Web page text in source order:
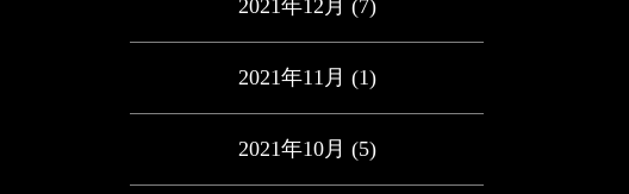
2021年12月 (7)
2021年11月 (1)
2021年10月 (5)